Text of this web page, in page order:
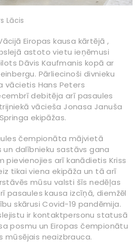
Lācis
Eiropas kausa kārtējā ,
astoto vietu ieņēmusi
Dāvis Kaufmanis kopā ar
Pārliecinoši divnieku
vācietis Hans Peters
debitēja arī pasaules
vācieša Jonasa Januša
ekipāžas.
čempionāta mājvietā
un dalībnieku sastāvs gana
pievienojies arī kanādietis Kriss
tikai viena ekipāža un tā arī
mūsu valsti šīs nedēļas
pasaules kausa izcīņā, diemžēl
skārusi Covid-19 pandēmija.
ir kontaktpersonu statusā
posmu un Eiropas čempionātu
mūsējais neaizbrauca.